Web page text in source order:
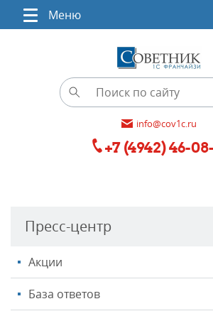
Меню
info@cov1c.ru
+7 (4942) 46-
Пресс-центр
Акции
База ответов